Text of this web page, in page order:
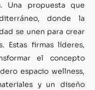
Una propuesta que
donde la
se unen para crear
Estas firmas líderes,
el concepto
espacio wellness,
y un diseño